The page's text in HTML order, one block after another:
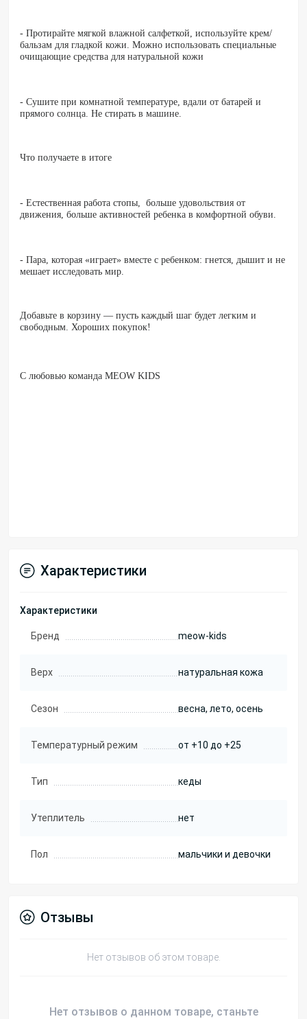
- Протирайте мягкой влажной салфеткой, используйте крем/
бальзам для гладкой кожи. Можно использовать специальные
очищающие средства для натуральной кожи
- Сушите при комнатной температуре, вдали от батарей и
прямого солнца. Не стирать в машине.
Что получаете в итоге
- Естественная работа стопы, больше удовольствия от
движения, больше активностей ребенка в комфортной обуви.
- Пара, которая «играет» вместе с ребенком: гнется, дышит и не
мешает исследовать мир.
Добавьте в корзину — пусть каждый шаг будет легким и
свободным. Хороших покупок!
С любовью команда MEOW KIDS
Характеристики
Характеристики
Бренд meow-kids
Верх натуральная кожа
Сезон весна, лето, осень
Температурный режим от +10 до +25
Тип кеды
Утеплитель нет
Пол мальчики и девочки
Отзывы
Нет отзывов об этом товаре.
Нет отзывов о данном товаре, станьте